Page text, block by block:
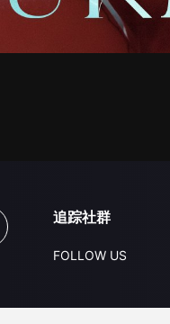
追踪社群
FOLLOW US